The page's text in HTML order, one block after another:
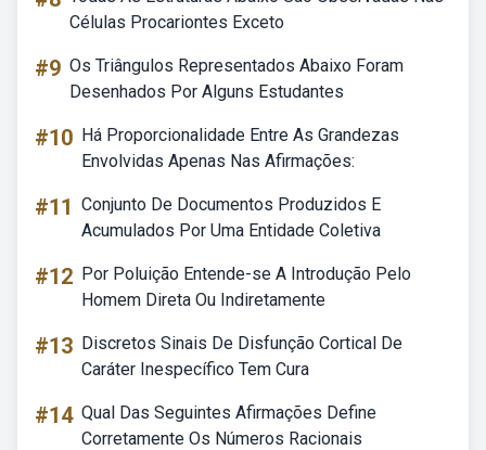
Células Procariontes Exceto
#9 Os Triângulos Representados Abaixo Foram
Desenhados Por Alguns Estudantes
#10 Há Proporcionalidade Entre As Grandezas
Envolvidas Apenas Nas Afirmações:
#11 Conjunto De Documentos Produzidos E
Acumulados Por Uma Entidade Coletiva
#12 Por Poluição Entende-se A Introdução Pelo
Homem Direta Ou Indiretamente
#13 Discretos Sinais De Disfunção Cortical De
Caráter Inespecífico Tem Cura
#14 Qual Das Seguintes Afirmações Define
Corretamente Os Números Racionais